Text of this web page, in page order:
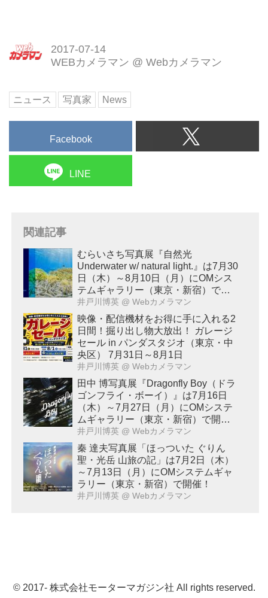
2017-07-14
WEBカメラマン @ Webカメラマン
ニュース 写真家 News
Facebook
LINE
関連記事
むらいさち写真展『自然光
Underwater w/ natural light.』は7月30
日（木）～8月10日（月）にOMシス
テムギャラリー（東京・新宿）で開
催！
井戸川博英 @ Webカメラマン
映像・配信機材をお得に手に入れる2
日間！掘り出し物大放出！ ガレージ
セール in パンダスタジオ（東京・中
央区） 7月31日～8月1日
井戸川博英 @ Webカメラマン
田中 博写真展『Dragonfly Boy（ドラ
ゴンフライ・ボーイ）』は7月16日
（木）～7月27日（月）にOMシステ
ムギャラリー（東京・新宿）で開
催！
井戸川博英 @ Webカメラマン
秦 達夫写真展「ほっついた ぐりん
聖・光岳 山旅の記」は7月2日（木）
～7月13日（月）にOMシステムギャ
ラリー（東京・新宿）で開催！
井戸川博英 @ Webカメラマン
© 2017- 株式会社モーターマガジン社 All rights reserved.